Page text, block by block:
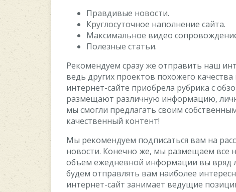
Правдивые новости.
Круглосуточное наполнение сайта.
Максимальное видео
Полезные статьи.
Рекомендуем сразу же отправить наш
ведь других проектов похожего
интернет-сайте приобрела рубрика с
размещают различную информацию,
мы смогли предлагать своим
качественный контент!
Мы рекомендуем подписаться вам на
новости. Конечно же, мы размещаем все
объем ежедневной информации вы вряд
будем отправлять вам наиболее
интернет-сайт занимает ведущие